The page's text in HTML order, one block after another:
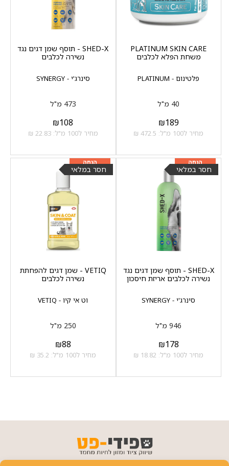
פלטינום - PLATINUM
PLATINUM SKIN CARE
משחת הפלא לכלבים
40 מ"ל
₪189
מחיר ל100 מ"ל: 472.5 ₪
סינרג'י - SYNERGY
SHED-X - תוסף שמן דגים נגד
נשירה לכלבים
473 מ"ל
₪108
מחיר ל100 מ"ל: 22.83 ₪
מוצר שני ב-20%
הנחה
חסר במלאי
סינרג'י - SYNERGY
SHED-X - תוסף שמן דגים נגד
נשירה לכלבים אריזת חיסכון
946 מ"ל
₪178
מחיר ל100 מ"ל: 18.82 ₪
מוצר שני ב-20%
הנחה
חסר במלאי
וט אי קיו - VETIQ
VETIQ - שמן דגים להפחתת
נשירה לכלבים
250 מ"ל
₪88
מחיר ל100 מ"ל: 35.2 ₪